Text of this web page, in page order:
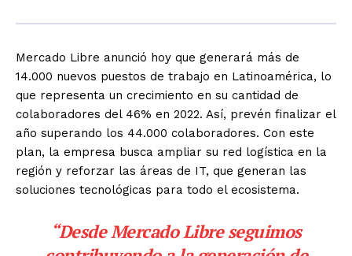
Mercado Libre anunció hoy que generará más de
14.000 nuevos puestos de trabajo en Latinoamérica, lo
que representa un crecimiento en su cantidad de
colaboradores del 46% en 2022. Así, prevén finalizar el
año superando los 44.000 colaboradores. Con este
plan, la empresa busca ampliar su red logística en la
región y reforzar las áreas de IT, que generan las
soluciones tecnológicas para todo el ecosistema.
“Desde Mercado Libre seguimos